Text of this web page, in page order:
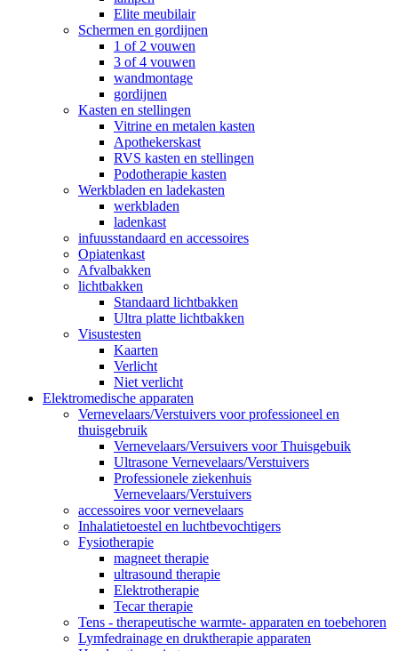
Elite meubilair
Schermen en gordijnen
1 of 2 vouwen
3 of 4 vouwen
wandmontage
gordijnen
Kasten en stellingen
Vitrine en metalen kasten
Apothekerskast
RVS kasten en stellingen
Podotherapie kasten
Werkbladen en ladekasten
werkbladen
ladenkast
infuusstandaard en accessoires
Opiatenkast
Afvalbakken
lichtbakken
Standaard lichtbakken
Ultra platte lichtbakken
Visustesten
Kaarten
Verlicht
Niet verlicht
Elektromedische apparaten
Vernevelaars/Verstuivers voor professioneel en
thuisgebruik
Vernevelaars/Versuivers voor Thuisgebuik
Ultrasone Vernevelaars/Verstuivers
Professionele ziekenhuis
Vernevelaars/Verstuivers
accessoires voor vernevelaars
Inhalatietoestel en luchtbevochtigers
Fysiotherapie
magneet therapie
ultrasound therapie
Elektrotherapie
Tecar therapie
Tens - therapeutische warmte- apparaten en toebehoren
Lymfedrainage en druktherapie apparaten